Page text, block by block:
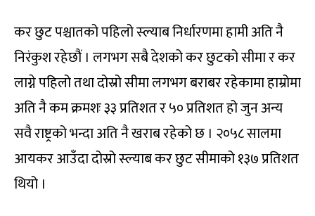
कर छुट पश्चातको पहिलो स्ल्याब निर्धारणमा हामी अति नै
निरंकुश रहेछौं । लगभग सबै देशको कर छुटको सीमा र कर
लाग्ने पहिलो तथा दोस्रो सीमा लगभग बराबर रहेकामा हाम्रोमा
अति नै कम क्रमशः ३३ प्रतिशत र ५० प्रतिशत हो जुन अन्य
सवै राष्ट्रको भन्दा अति नै खराब रहेको छ । २०५८ सालमा
आयकर आउँदा दोस्रो स्ल्याब कर छुट सीमाको १३७ प्रतिशत
थियो ।